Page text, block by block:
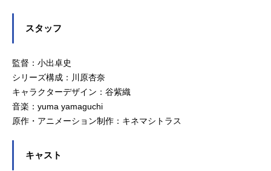
スタッフ
監督：小出卓史
シリーズ構成：川原杏奈
キャラクターデザイン：谷紫織
音楽：yuma yamaguchi
原作・アニメーション制作：キネマシトラス
キャスト